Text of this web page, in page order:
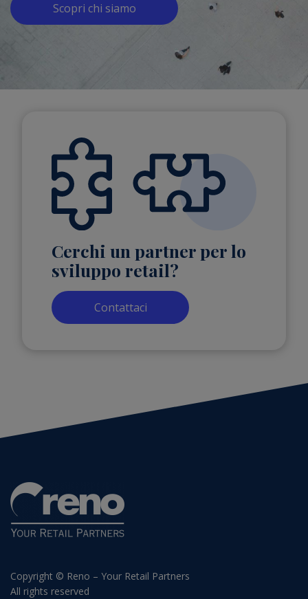
Scopri chi siamo
Cerchi un partner per lo
sviluppo retail?
Contattaci
Copyright © Reno – Your Retail Partners
All rights reserved